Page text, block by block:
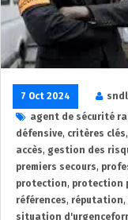
7 Oct 2024
agent de sécurité
défensive, critères clés,
accès, gestion des
premiers secours,
protection, protection
références, réputation,
situation